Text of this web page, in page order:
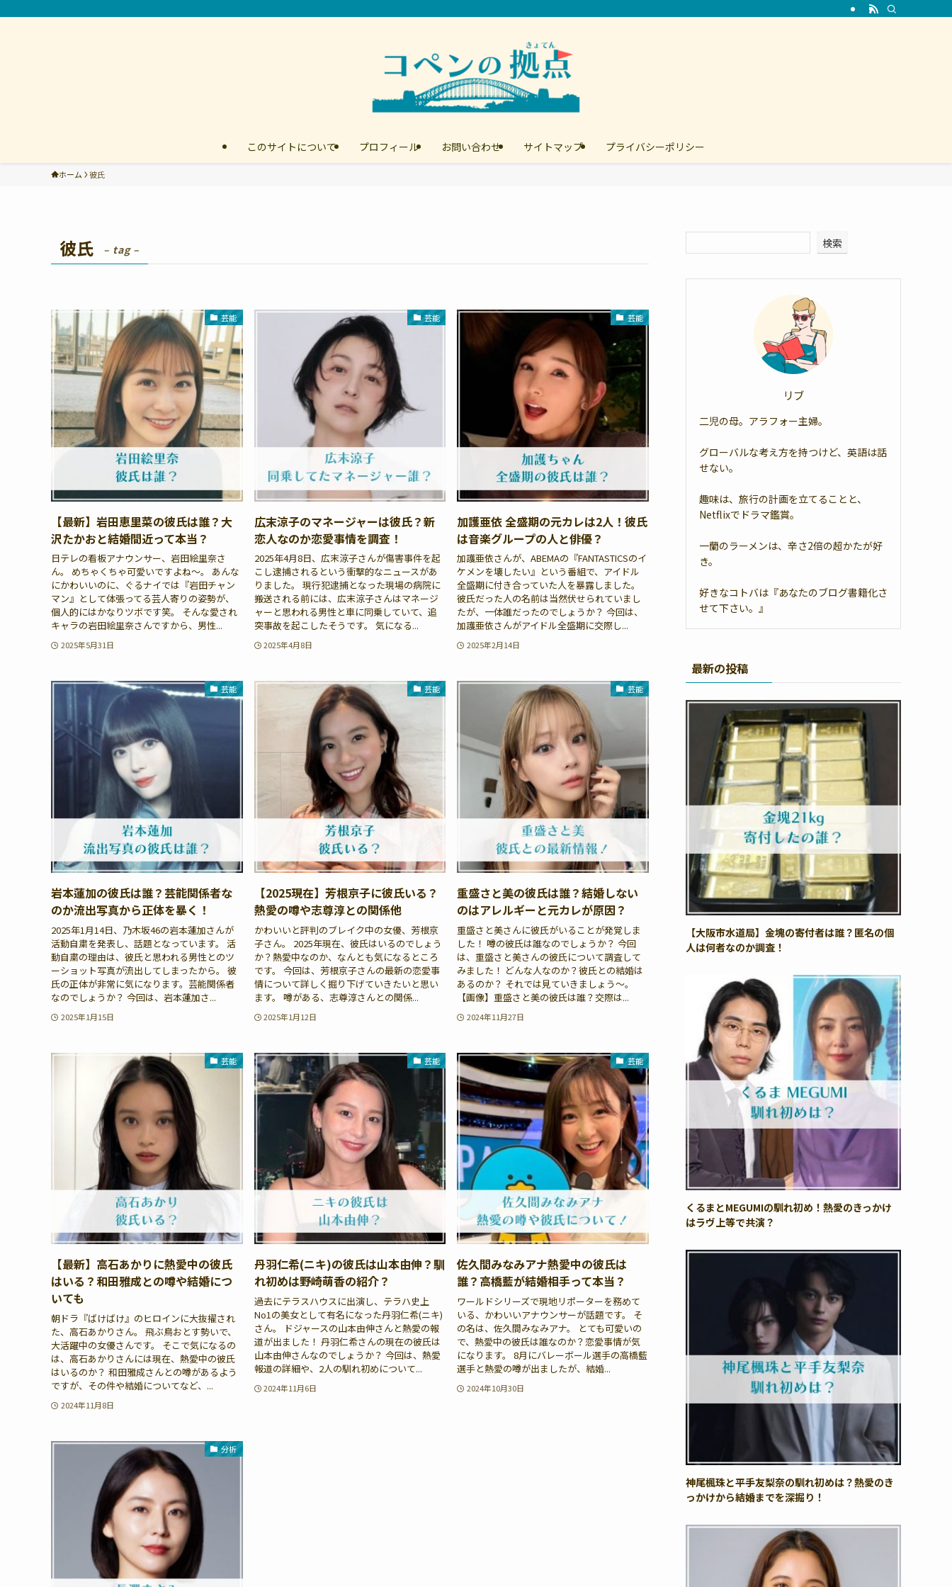
このサイトについて プロフィール お問い合わせ サイトマップ プライバシーポリシー
ホーム 彼氏
彼氏 – tag –
芸能
【最新】岩田恵里菜の彼氏は誰？大
沢たかおと結婚間近って本当？
日テレの看板アナウンサー、岩田絵里奈さ
ん。 めちゃくちゃ可愛いですよね〜。 あんな
にかわいいのに、ぐるナイでは『岩田チャン
マン』として体張ってる芸人寄りの姿勢が、
個人的にはかなりツボです笑。 そんな愛され
キャラの岩田絵里奈さんですから、男性...
2025年5月31日
芸能
広末涼子のマネージャーは彼氏？新
恋人なのか恋愛事情を調査！
2025年4月8日、広末涼子さんが傷害事件を起
こし逮捕されるという衝撃的なニュースがあ
りました。 現行犯逮捕となった現場の病院に
搬送される前には、広末涼子さんはマネージ
ャーと思われる男性と車に同乗していて、追
突事故を起こしたそうです。 気になる...
2025年4月8日
芸能
加護亜依 全盛期の元カレは2人！彼氏
は音楽グループの人と俳優？
加護亜依さんが、ABEMAの『FANTASTICSのイ
ケメンを壊したい』という番組で、アイドル
全盛期に付き合っていた人を暴露しました。
彼氏だった人の名前は当然伏せられていまし
たが、一体誰だったのでしょうか？ 今回は、
加護亜依さんがアイドル全盛期に交際し...
2025年2月14日
芸能
岩本蓮加の彼氏は誰？芸能関係者な
のか流出写真から正体を暴く！
2025年1月14日、乃木坂46の岩本蓮加さんが
活動自粛を発表し、話題となっています。 活
動自粛の理由は、彼氏と思われる男性とのツ
ーショット写真が流出してしまったから。 彼
氏の正体が非常に気になります。芸能関係者
なのでしょうか？ 今回は、岩本蓮加さ...
2025年1月15日
芸能
【2025現在】芳根京子に彼氏いる？
熱愛の噂や志尊淳との関係他
かわいいと評判のブレイク中の女優、芳根京
子さん。 2025年現在、彼氏はいるのでしょう
か？熱愛中なのか、なんとも気になるところ
です。 今回は、芳根京子さんの最新の恋愛事
情について詳しく掘り下げていきたいと思い
ます。 噂がある、志尊淳さんとの関係...
2025年1月12日
芸能
重盛さと美の彼氏は誰？結婚しない
のはアレルギーと元カレが原因？
重盛さと美さんに彼氏がいることが発覚しま
した！ 噂の彼氏は誰なのでしょうか？ 今回
は、重盛さと美さんの彼氏について調査して
みました！ どんな人なのか？彼氏との結婚は
あるのか？ それでは見ていきましょう〜。
【画像】重盛さと美の彼氏は誰？交際は...
2024年11月27日
芸能
【最新】高石あかりに熱愛中の彼氏
はいる？和田雅成との噂や結婚につ
いても
朝ドラ『ばけばけ』のヒロインに大抜擢され
た、高石あかりさん。 飛ぶ鳥おとす勢いで、
大活躍中の女優さんです。 そこで気になるの
は、高石あかりさんには現在、熱愛中の彼氏
はいるのか？ 和田雅成さんとの噂があるよう
ですが、その件や結婚についてなど、...
2024年11月8日
芸能
丹羽仁希(ニキ)の彼氏は山本由伸？馴
れ初めは野崎萌香の紹介？
過去にテラスハウスに出演し、テラハ史上
No1の美女として有名になった丹羽仁希(ニキ)
さん。 ドジャースの山本由伸さんと熱愛の報
道が出ました！ 丹羽仁希さんの現在の彼氏は
山本由伸さんなのでしょうか？ 今回は、熱愛
報道の詳細や、2人の馴れ初めについて...
2024年11月6日
芸能
佐久間みなみアナ熱愛中の彼氏は
誰？高橋藍が結婚相手って本当？
ワールドシリーズで現地リポーターを務めて
いる、かわいいアナウンサーが話題です。 そ
の名は、佐久間みなみアナ。 とても可愛いの
で、熱愛中の彼氏は誰なのか？恋愛事情が気
になります。 8月にバレーボール選手の高橋藍
選手と熱愛の噂が出ましたが、結婚...
2024年10月30日
分析
検索
リブ
二児の母。アラフォー主婦。
グローバルな考え方を持つけど、英語は話
せない。
趣味は、旅行の計画を立てることと、
Netflixでドラマ鑑賞。
一蘭のラーメンは、辛さ2倍の超かたが好
き。
好きなコトバは『あなたのブログ書籍化さ
せて下さい。』
最新の投稿
【大阪市水道局】金塊の寄付者は誰？匿名の個
人は何者なのか調査！
くるまとMEGUMIの馴れ初め！熱愛のきっかけ
はラヴ上等で共演？
神尾楓珠と平手友梨奈の馴れ初めは？熱愛のき
っかけから結婚までを深掘り！